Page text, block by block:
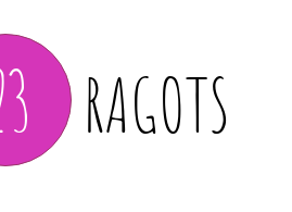
RAGOTS